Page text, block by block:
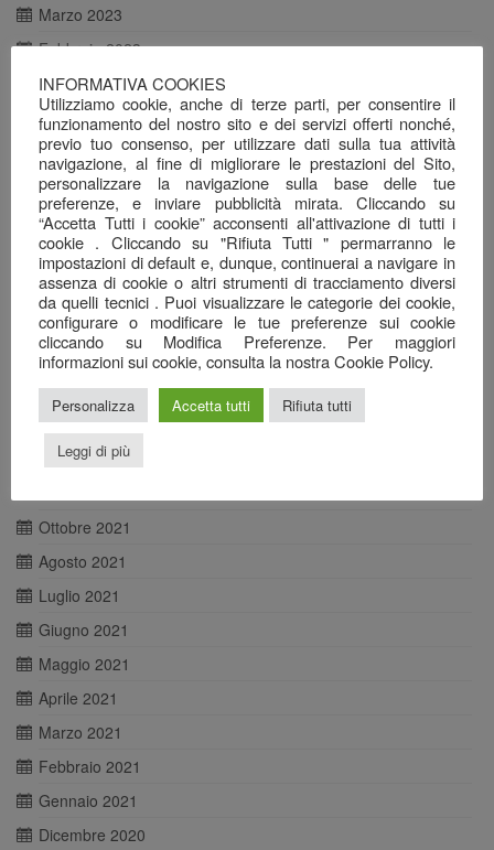
Marzo 2023
Febbraio 2023
Dicembre 2022
Novembre 2022
Settembre 2022
Agosto 2022
Luglio 2022
Giugno 2022
Maggio 2022
Aprile 2022
Marzo 2022
Febbraio 2022
Gennaio 2022
Dicembre 2021
Ottobre 2021
Agosto 2021
Luglio 2021
Giugno 2021
Maggio 2021
Aprile 2021
Marzo 2021
Febbraio 2021
Gennaio 2021
Dicembre 2020
INFORMATIVA COOKIES
Utilizziamo cookie, anche di terze parti, per consentire il
funzionamento del nostro sito e dei servizi offerti nonché,
previo tuo consenso, per utilizzare dati sulla tua attività
navigazione, al fine di migliorare le prestazioni del Sito,
personalizzare la navigazione sulla base delle tue
preferenze, e inviare pubblicità mirata. Cliccando su
“Accetta Tutti i cookie” acconsenti all'attivazione di tutti i
cookie . Cliccando su "Rifiuta Tutti " permarranno le
impostazioni di default e, dunque, continuerai a navigare in
assenza di cookie o altri strumenti di tracciamento diversi
da quelli tecnici . Puoi visualizzare le categorie dei cookie,
configurare o modificare le tue preferenze sui cookie
cliccando su Modifica Preferenze. Per maggiori
informazioni sui cookie, consulta la nostra Cookie Policy.
Personalizza Accetta tutti Rifiuta tutti
Leggi di più